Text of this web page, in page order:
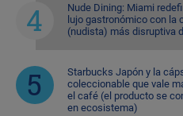
Nude Dining: Miami
lujo gastronómico con la
(nudista) más disruptiva
Starbucks Japón y la
coleccionable que vale
el café (el producto se
en ecosistema)